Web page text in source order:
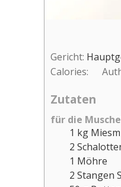
Gericht:
Calories:
Zutaten
für die
1 kg
2
1 Möhre
2 Stangen